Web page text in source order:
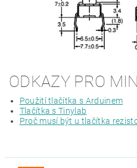
ODKAZY PRO
Použití tlačítka s Arduinem
Tlačítka s Tinylab
Proč musí být u tlačítka